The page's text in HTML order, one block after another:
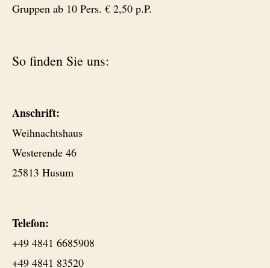
Gruppen ab 10 Pers. € 2,50 p.P.
So finden Sie uns:
Anschrift:
Weihnachtshaus
Westerende 46
25813 Husum
Telefon:
+49 4841 6685908
+49 4841 83520